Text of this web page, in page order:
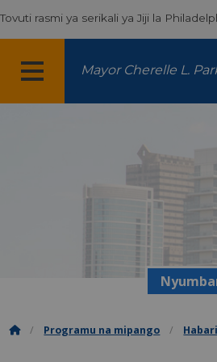
Tovuti rasmi ya serikali ya Jiji la
MENYU
Mayor Cherelle L.
Programu na mipango